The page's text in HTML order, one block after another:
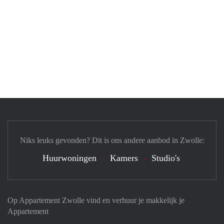
Op Appartement Zwolle vind en verhuur je makkelijk je
Appartement
Niks leuks gevonden? Dit is ons andere aanbod in Zwolle:
Huurwoningen Kamers Studio's